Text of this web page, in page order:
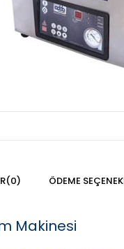
(0) ÖDEME
Makinesi